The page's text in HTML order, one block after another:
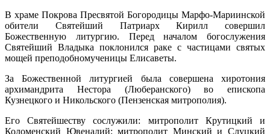
В храме Покрова Пресвятой Богородицы Марфо-Мариинской
обители Святейший Патриарх Кирилл совершил
Божественную литургию. Перед началом богослужения
Святейший Владыка поклонился раке с частицами святых
мощей преподобномученицы Елисаветы.
За Божественной литургией была совершена хиротония
архимандрита Нестора (Люберанского) во епископа
Кузнецкого и Никольского (Пензенская митрополия).
Его Святейшеству сослужили: митрополит Крутицкий и
Коломенский Ювеналий; митрополит Минский и Слуцкий